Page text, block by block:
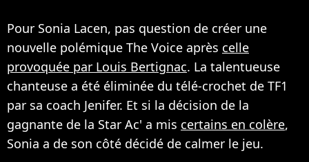
Pour Sonia Lacen, pas question de créer une
nouvelle polémique The Voice après celle
provoquée par Louis Bertignac. La talentueuse
chanteuse a été éliminée du télé-crochet de TF1
par sa coach Jenifer. Et si la décision de la
gagnante de la Star Ac' a mis certains en colère,
Sonia a de son côté décidé de calmer le jeu.